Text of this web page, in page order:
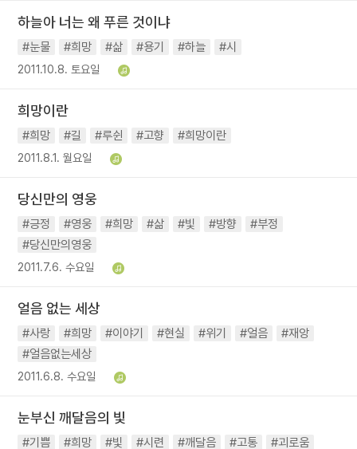
하늘아 너는 왜 푸른 것이냐
#눈물 #희망 #삶 #용기 #하늘 #시
2011.10.8. 토요일
희망이란
#희망 #길 #루쉰 #고향 #희망이란
2011.8.1. 월요일
당신만의 영웅
#긍정 #영웅 #희망 #삶 #빛 #방향
#부정
#당신만의영웅
2011.7.6. 수요일
얼음 없는 세상
#사랑 #희망 #이야기 #현실 #위기 #얼음
#재앙
#얼음없는세상
2011.6.8. 수요일
눈부신 깨달음의 빛
#기쁨 #희망 #빛 #시련 #깨달음 #고통
#괴로움